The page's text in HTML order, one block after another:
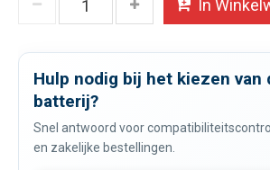
In
Hulp nodig bij het kiezen van
batterij?
Snel antwoord voor
en zakelijke bestellingen.